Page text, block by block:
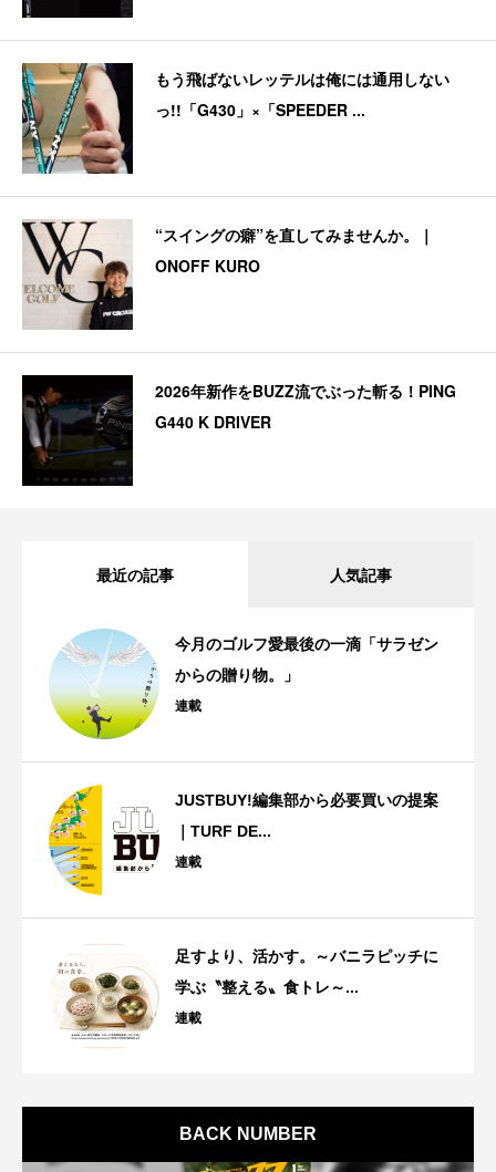
もう飛ばないレッテルは俺には通用しない
っ!!「G430」×「SPEEDER ...
“スイングの癖”を直してみませんか。｜
ONOFF KURO
2026年新作をBUZZ流でぶった斬る！PING
G440 K DRIVER
最近の記事 人気記事
今月のゴルフ愛最後の一滴「サラゼン
からの贈り物。」
連載
JUSTBUY!編集部から必要買いの提案
｜TURF DE...
連載
足すより、活かす。～バニラピッチに
学ぶ〝整える〟食トレ～...
連載
BACK NUMBER